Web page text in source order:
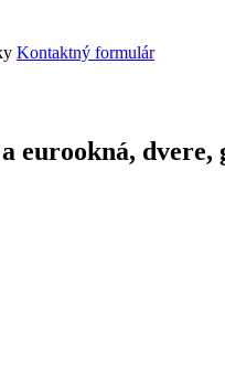
Kontaktný formulár
eurookná,